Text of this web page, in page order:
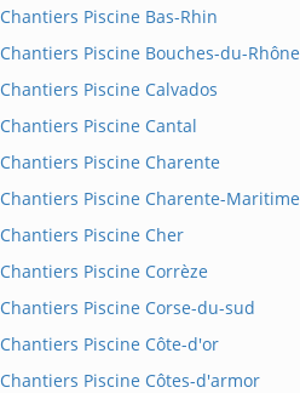
Chantiers Piscine Bas-Rhin
Chantiers Piscine Bouches-du-Rhône
Chantiers Piscine Calvados
Chantiers Piscine Cantal
Chantiers Piscine Charente
Chantiers Piscine Charente-Maritime
Chantiers Piscine Cher
Chantiers Piscine Corrèze
Chantiers Piscine Corse-du-sud
Chantiers Piscine Côte-d'or
Chantiers Piscine Côtes-d'armor